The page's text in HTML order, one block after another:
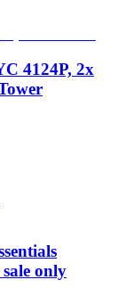
4124P, 2x
only